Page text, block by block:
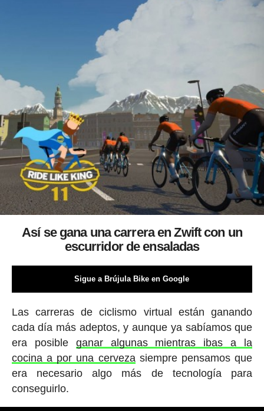
Así se gana una carrera en Zwift con un
escurridor de ensaladas
Sigue a Brújula Bike en Google
Las carreras de ciclismo virtual están ganando
cada día más adeptos, y aunque ya sabíamos que
era posible ganar algunas mientras ibas a la
cocina a por una cervezasiempre pensamos que
era necesario algo más de tecnología para
conseguirlo.